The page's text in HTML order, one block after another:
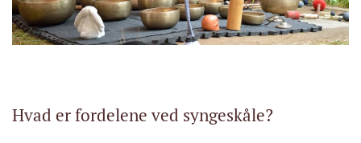
Hvad er fordelene ved syngeskåle?